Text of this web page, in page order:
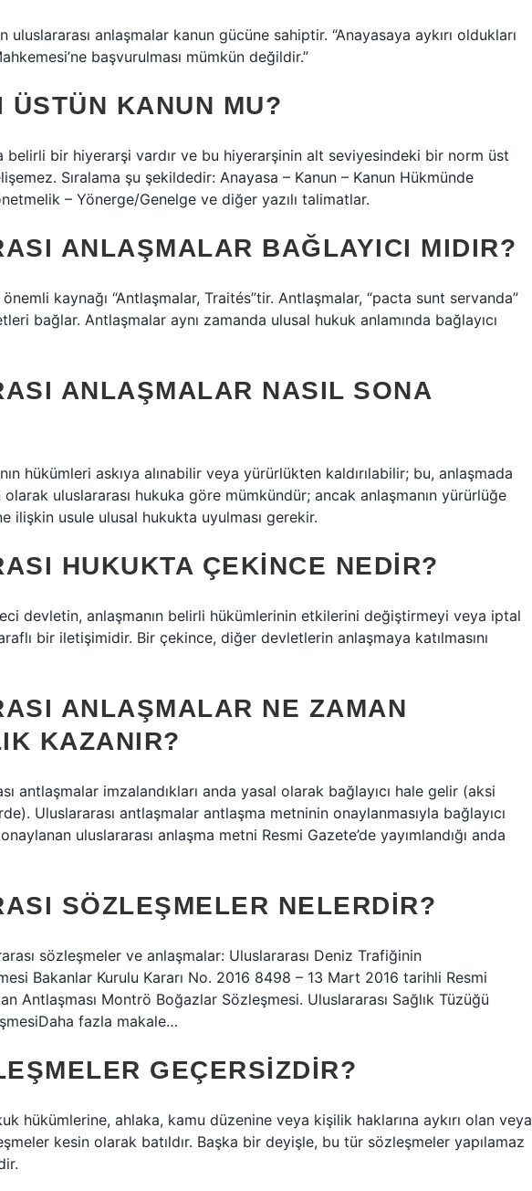
anlaşmalar kanun gücüne sahiptir. “Anayasaya aykırı oldukları
başvurulması mümkün değildir.”
ÜSTÜN KANUN MU?
belirli bir hiyerarşi vardır ve bu hiyerarşinin alt seviyesindeki bir norm üst
Sıralama şu şekildedir: Anayasa – Kanun – Kanun Hükmünde
– Yönerge/Genelge ve diğer yazılı talimatlar.
ANLAŞMALAR BAĞLAYICI MIDIR?
kaynağı “Antlaşmalar, Traités”tir. Antlaşmalar, “pacta sunt servanda”
bağlar. Antlaşmalar aynı zamanda ulusal hukuk anlamında bağlayıcı
ANLAŞMALAR NASIL SONA
hükümleri askıya alınabilir veya yürürlükten kaldırılabilir; bu, anlaşmada
uluslararası hukuka göre mümkündür; ancak anlaşmanın yürürlüğe
ilişkin usule ulusal hukukta uyulması gerekir.
HUKUKTA ÇEKINCE NEDIR?
devletin, anlaşmanın belirli hükümlerinin etkilerini değiştirmeyi veya iptal
bir iletişimidir. Bir çekince, diğer devletlerin anlaşmaya katılmasını
ANLAŞMALAR NE ZAMAN
KAZANIR?
antlaşmalar imzalandıkları anda yasal olarak bağlayıcı hale gelir (aksi
Uluslararası antlaşmalar antlaşma metninin onaylanmasıyla bağlayıcı
uluslararası anlaşma metni Resmi Gazete’de yayımlandığı anda
SÖZLEŞMELER NELERDIR?
sözleşmeler ve anlaşmalar: Uluslararası Deniz Trafiğinin
Bakanlar Kurulu Kararı No. 2016 8498 – 13 Mart 2016 tarihli Resmi
Antlaşması Montrö Boğazlar Sözleşmesi. Uluslararası Sağlık Tüzüğü
fazla makale…
GEÇERSIZDIR?
hükümlerine, ahlaka, kamu düzenine veya kişilik haklarına aykırı olan veya
kesin olarak batıldır. Başka bir deyişle, bu tür sözleşmeler yapılamaz